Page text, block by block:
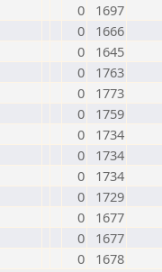
0
1697
0
1666
0
1645
0
1763
0
1773
0
1759
0
1734
0
1734
0
1734
0
1729
0
1677
0
1677
0 1678